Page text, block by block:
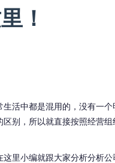
里！
活中都是混用的，没有一
别，所以就直接按照经营
里小编就跟大家分析分析公